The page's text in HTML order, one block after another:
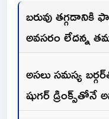
బరువు తగ్గడానికి
అవసరం లేదన్న
అసలు సమస్య
షుగర్ డ్రింక్స్‌తోనే